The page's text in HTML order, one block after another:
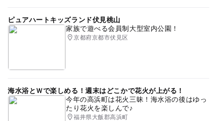
ピュアハートキッズランド伏見桃山
家族で遊べる会員制大型室内公園！
京都府京都市伏見区
海水浴とＷで楽しめる！週末はどこかで花火が上がる！
今年の高浜町は花火三昧！海水浴の後はゆっ
たり花火を楽しんで♪
福井県大飯郡高浜町